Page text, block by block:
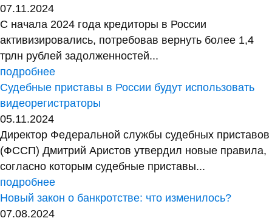
07.11.2024
С начала 2024 года кредиторы в России
активизировались, потребовав вернуть более 1,4
трлн рублей задолженностей...
подробнее
Судебные приставы в России будут использовать
видеорегистраторы
05.11.2024
Директор Федеральной службы судебных приставов
(ФССП) Дмитрий Аристов утвердил новые правила,
согласно которым судебные приставы...
подробнее
Новый закон о банкротстве: что изменилось?
07.08.2024